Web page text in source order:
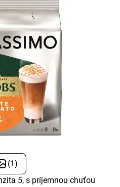
(1)
5, s príjemnou chuťou